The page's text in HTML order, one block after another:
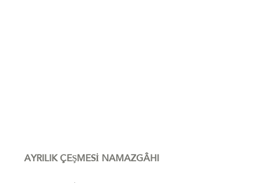
AYRILIK ÇEŞMESİ NAMAZGÂHI